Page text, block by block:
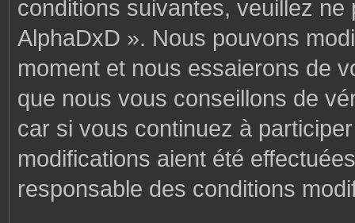
conditions suivantes, veuillez
AlphaDxD ». Nous pouvons
moment et nous essaierons de
que nous vous conseillons de
car si vous continuez à
modifications aient été
responsable des conditions